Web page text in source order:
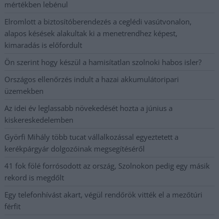
mértékben lebénul
Elromlott a biztosítóberendezés a ceglédi vasútvonalon,
alapos késések alakultak ki a menetrendhez képest,
kimaradás is előfordult
Ön szerint hogy készül a hamisítatlan szolnoki habos isler?
Országos ellenőrzés indult a hazai akkumulátoripari
üzemekben
Az idei év leglassabb növekedését hozta a június a
kiskereskedelemben
Györfi Mihály több tucat vállalkozással egyeztetett a
kerékpárgyár dolgozóinak megsegítéséről
41 fok fölé forrósodott az ország, Szolnokon pedig egy másik
rekord is megdőlt
Egy telefonhívást akart, végül rendőrök vitték el a mezőtúri
férfit